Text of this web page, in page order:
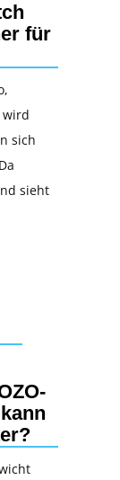
für
wird
sich
sieht